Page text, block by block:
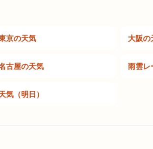
京の天気 大阪の
古屋の天気 雨雲レ
気（明日）